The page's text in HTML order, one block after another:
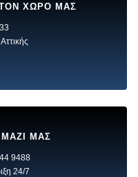
ΧΩΡΟ ΜΑΣ
ΜΑΖΙ ΜΑΣ
9488
24/7